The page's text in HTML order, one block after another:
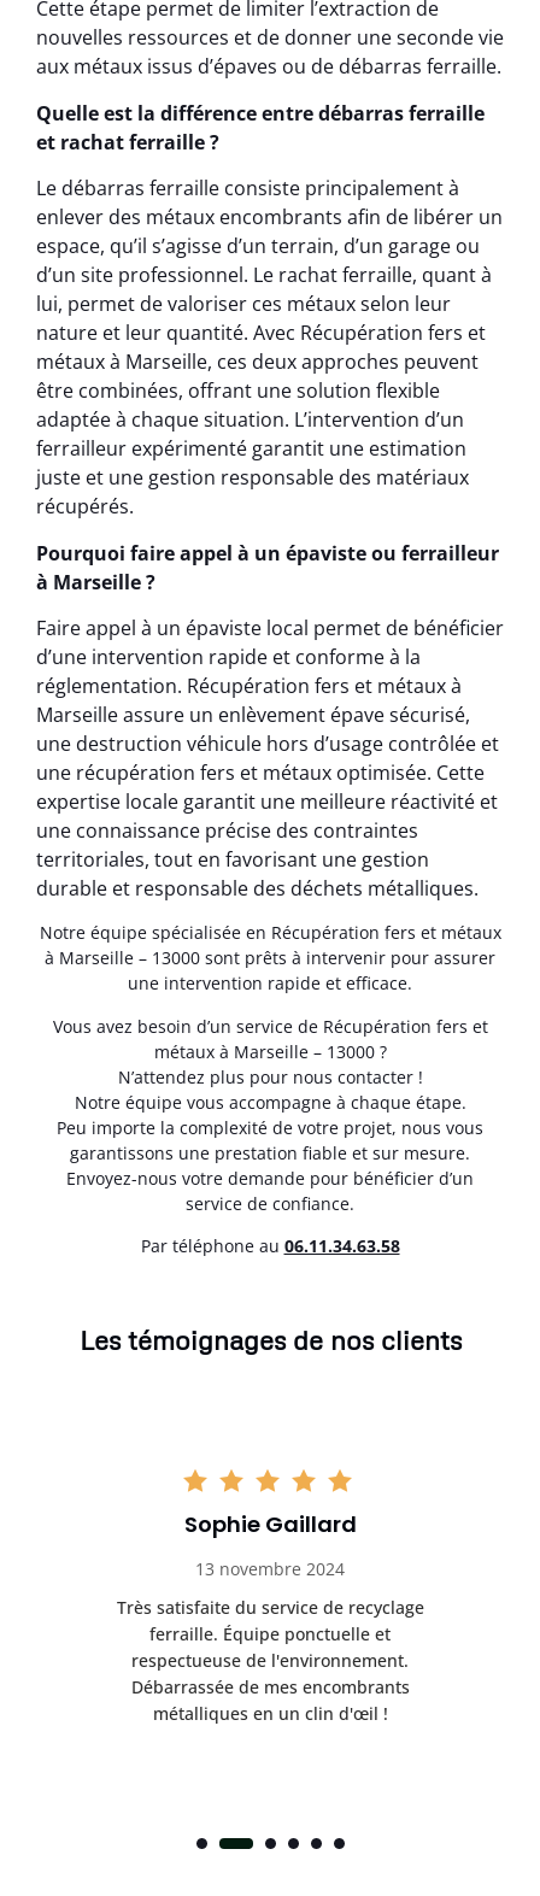
Cette étape permet de limiter l’extraction de
nouvelles ressources et de donner une seconde vie
aux métaux issus d’épaves ou de débarras ferraille.
Quelle est la différence entre débarras ferraille
et rachat ferraille ?
Le débarras ferraille consiste principalement à
enlever des métaux encombrants afin de libérer un
espace, qu’il s’agisse d’un terrain, d’un garage ou
d’un site professionnel. Le rachat ferraille, quant à
lui, permet de valoriser ces métaux selon leur
nature et leur quantité. Avec Récupération fers et
métaux à Marseille, ces deux approches peuvent
être combinées, offrant une solution flexible
adaptée à chaque situation. L’intervention d’un
ferrailleur expérimenté garantit une estimation
juste et une gestion responsable des matériaux
récupérés.
Pourquoi faire appel à un épaviste ou ferrailleur
à Marseille ?
Faire appel à un épaviste local permet de bénéficier
d’une intervention rapide et conforme à la
réglementation. Récupération fers et métaux à
Marseille assure un enlèvement épave sécurisé,
une destruction véhicule hors d’usage contrôlée et
une récupération fers et métaux optimisée. Cette
expertise locale garantit une meilleure réactivité et
une connaissance précise des contraintes
territoriales, tout en favorisant une gestion
durable et responsable des déchets métalliques.
Notre équipe spécialisée en Récupération fers et métaux
à Marseille – 13000 sont prêts à intervenir pour assurer
une intervention rapide et efficace.
Vous avez besoin d’un service de Récupération fers et
métaux à Marseille – 13000 ?
N’attendez plus pour nous contacter !
Notre équipe vous accompagne à chaque étape.
Peu importe la complexité de votre projet, nous vous
garantissons une prestation fiable et sur mesure.
Envoyez-nous votre demande pour bénéficier d’un
service de confiance.
Par téléphone au 06.11.34.63.58
Les témoignages de nos clients
Sophie Gaillard
13 novembre 2024
Très satisfaite du service de recyclage
ferraille. Équipe ponctuelle et
respectueuse de l'environnement.
Débarrassée de mes encombrants
métalliques en un clin d'œil !